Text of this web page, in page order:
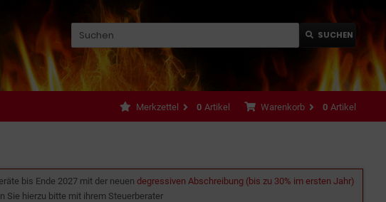
SUCHEN
Warenkorb 0 Artikel
Merkzettel 0 Artikel
bis Ende 2027 mit der neuen degressiven Abschreibung (bis zu 30% im ersten Jahr)
Sie hierzu bitte mit ihrem Steuerberater